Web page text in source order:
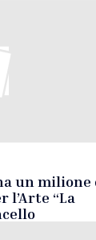
un milione
l’Arte “La